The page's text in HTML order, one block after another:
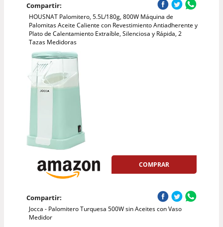
Compartir:
HOUSNAT Palomitero, 5.5L/180g, 800W Máquina de
Palomitas Aceite Caliente con Revestimiento Antiadherente y
Plato de Calentamiento Extraíble, Silenciosa y Rápida, 2
Tazas Medidoras
COMPRAR
Compartir:
Jocca - Palomitero Turquesa 500W sin Aceites con Vaso
Medidor